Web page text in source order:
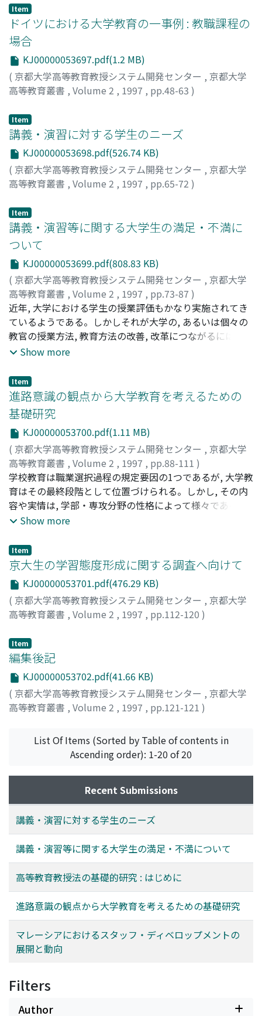
Item
ドイツにおける大学教育の一事例 : 教職課程の
場合
KJ00000053697.pdf(1.2 MB)
( 京都大学高等教育教授システム開発センター , 京都大学
高等教育叢書 , Volume 2 , 1997 , pp.48-63 )
Item
講義・演習に対する学生のニーズ
KJ00000053698.pdf(526.74 KB)
( 京都大学高等教育教授システム開発センター , 京都大学
高等教育叢書 , Volume 2 , 1997 , pp.65-72 )
Item
講義・演習等に関する大学生の満足・不満に
ついて
KJ00000053699.pdf(808.83 KB)
( 京都大学高等教育教授システム開発センター , 京都大学
高等教育叢書 , Volume 2 , 1997 , pp.73-87 )
川端, 亮;Kawabata, Akira;カワバタ, アキラ
近年, 大学における学生の授業評価もかなり実施されてき
ているようである。しかしそれが大学の, あるいは個々の
教官の授業方法, 教育方法の改善, 改革につながるには, ま
だまだ遠い道のりがある。それどころか学生の授業評価か
点に不満なのか, そしてそれは何に由来するものかなどの
基本的な認識すらも引き出そうとされていることは少ない
ようである。本論は, そのための調査分析のひとつの試み
である。
Show more
Item
進路意識の観点から大学教育を考えるための
基礎研究
KJ00000053700.pdf(1.11 MB)
( 京都大学高等教育教授システム開発センター , 京都大学
高等教育叢書 , Volume 2 , 1997 , pp.88-111 )
上田, 恵津子;Ueda, Etsuko;ウエダ, エツコ
学校教育は職業選択過程の規定要因の1つであるが, 大学教
育はその最終段階として位置づけられる。しかし, その内
容や実情は, 学部・専攻分野の性格によって様々である。
医学部をはじめ, 理工系の学部は職業教育との関わりが強
育とは必ずしも結びつかない。教員養成系の教育学部は本
来職業教育を目的とするものであったが, 近年では, 教員採
用数の減少により卒業後の教員への道が保証されないこと
や, 偏差値による大学選びが行われることにより, "教員養
成"という目的と現実との間にずれが生じてきた。その結
果, 教員免許状の取得を卒業要件としない, いわゆるゼロ免
いる。そこで, 本研究では, 学部・専攻分野の性格や教育内
容が職業選択と直接には結びつかない人間科学部と外国語
学部, ならびに教員養成課程とゼロ免課程が併設されてい
る教育学部の学生を対象に, 質問紙調査を行い, 進路意識や
職業意識, 進路との関係からみた大学教育観などを探るこ
とを試みた。職業との関係が明確になりにくい学部の学生
大学教育・大学生活についてどのような意識を持っている
のかを調べることによって, 今後の大学教育のあり方を考
えるための基礎資料を得ることが目的である。
Show more
Item
京大生の学習態度形成に関する調査へ向けて
KJ00000053701.pdf(476.29 KB)
( 京都大学高等教育教授システム開発センター , 京都大学
高等教育叢書 , Volume 2 , 1997 , pp.112-120 )
Item
編集後記
KJ00000053702.pdf(41.66 KB)
( 京都大学高等教育教授システム開発センター , 京都大学
高等教育叢書 , Volume 2 , 1997 , pp.121-121 )
List Of Items (Sorted by Table of contents in
Ascending order): 1-20 of 20
Recent Submissions
講義・演習に対する学生のニーズ
講義・演習等に関する大学生の満足・不満について
高等教育教授法の基礎的研究 : はじめに
進路意識の観点から大学教育を考えるための基礎研究
マレーシアにおけるスタッフ・ディベロップメントの
展開と動向
Filters
Author